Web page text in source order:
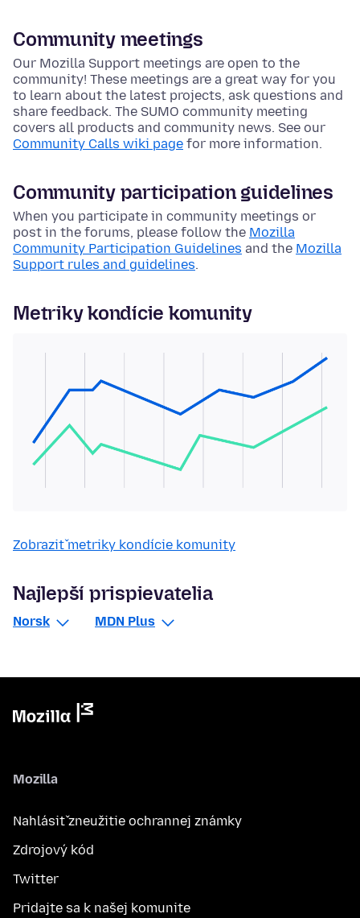
Community meetings
Our Mozilla Support meetings are open to the
community! These meetings are a great way for you
to learn about the latest projects, ask questions and
share feedback. The SUMO community meeting
covers all products and community news. See our
Community Calls wiki page for more information.
Community participation guidelines
When you participate in community meetings or
post in the forums, please follow the Mozilla
Community Participation Guidelines and the Mozilla
Support rules and guidelines.
Metriky kondície komunity
Zobraziť metriky kondície komunity
Najlepší prispievatelia
Norsk MDN Plus
Mozilla
Nahlásiť zneužitie ochrannej známky
Zdrojový kód
Twitter
Pridajte sa k našej komunite